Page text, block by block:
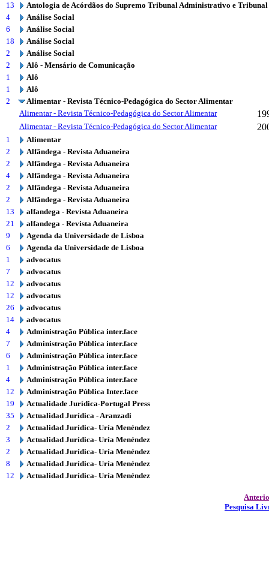
13
Antologia de Acórdãos do Supremo Tribunal Administrativo e
4
Análise Social
6
Análise Social
18
Análise Social
2
Análise Social
2
Alô - Mensário de Comunicação
1
Alô
1
Alô
2
Alimentar - Revista Técnico-Pedagógica do Sector Alimentar
Alimentar - Revista Técnico-Pedagógica do Sector Alimentar
Alimentar - Revista Técnico-Pedagógica do Sector Alimentar
1
Alimentar
2
Alfândega - Revista Aduaneira
2
Alfândega - Revista Aduaneira
4
Alfândega - Revista Aduaneira
2
Alfândega - Revista Aduaneira
2
Alfândega - Revista Aduaneira
13
alfandega - Revista Aduaneira
21
alfandega - Revista Aduaneira
9
Agenda da Universidade de Lisboa
6
Agenda da Universidade de Lisboa
1
advocatus
7
advocatus
12
advocatus
12
advocatus
26
advocatus
14
advocatus
4
Administração Pública inter.face
7
Administração Pública inter.face
6
Administração Pública inter.face
1
Administração Pública inter.face
4
Administração Pública inter.face
12
Administração Pública Inter.face
19
Actualidade Jurídica-Portugal Press
35
Actualidad Jurídica - Aranzadi
2
Actualidad Jurídica- Uría Menéndez
3
Actualidad Jurídica- Uría Menéndez
2
Actualidad Jurídica- Uría Menéndez
8
Actualidad Jurídica- Uría Menéndez
12
Actualidad Jurídica- Uría Menéndez
Pesquisa